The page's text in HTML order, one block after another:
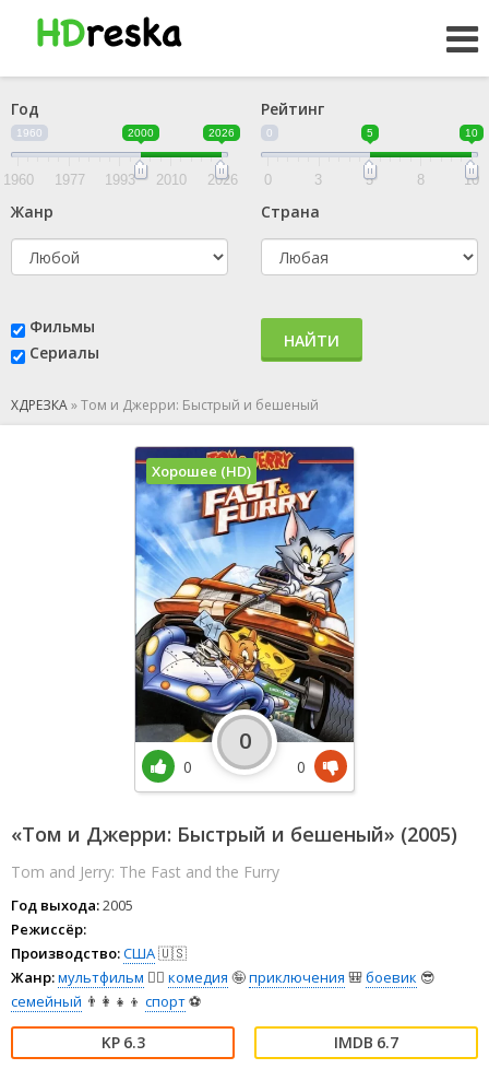
Год
1960 2000 2026
1960 1977 1993 2010 2026
Рейтинг
0 5 10
0 3 5 8 10
Жанр Страна
Фильмы
Сериалы
НАЙТИ
ХДРЕЗКА»Том и Джерри: Быстрый и бешеный
«Том и Джерри: Быстрый и бешеный» (2005)
Tom and Jerry: The Fast and the Furry
Год выхода:2005
Режиссёр:
Производство:США🇺🇸
Жанр:мультфильм 🧚‍♀️ комедия 🤪приключения 🎒боевик 😎
семейный 👨‍👩‍👧‍👦 спорт⚽
6.3 6.7
Хорошее (HD)
0
0
0